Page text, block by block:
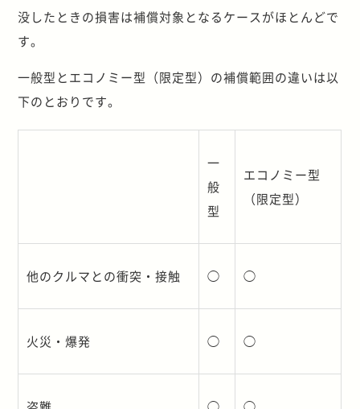
没したときの損害は補償対象となるケースがほとんどで
す。
一般型とエコノミー型（限定型）の補償範囲の違いは以
下のとおりです。
一
般
型
エコノミー型
（限定型）
他のクルマとの衝突・接触 ◯ ◯
火災・爆発 ◯ ◯